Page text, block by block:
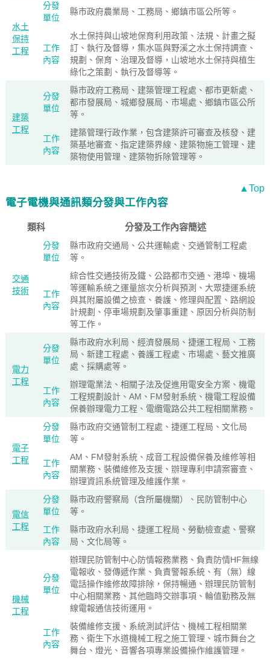
水土
保持
工程
分發
單位
縣市政府農業局、工務局、鄉鎮市區公所等。
工作
內容
水土保持與山坡地保育利用政策、法規、計畫之擬
訂、執行及督導，集水區與野溪之水土保持調查、
規劃、保育、治理及督導，山坡地水土保持與植生
綠化之策劃、執行及督導等。
建築
工程
分發
單位
縣市政府工務局、建築管理工程處、都市更新處、
都市發展局、城鄉發展局、市場處、鄉鎮市區公所
等。
工作
內容
建築管理行政作業，包含建築許可審查及核發、建
築基地審查、指定建築界線、建築物施工管理、建
築物使用管理、建築物拆除管理等。
▲Top
電子電機與通訊類分發與工作內容
類科 分發及工作內容簡述
交通
技術
分發
單位
縣市政府交通局、公共運輸處、交通管制工程處
等。
工作
內容
綜合性交通技術及鐵、公路都市交通、港埠、機場
等運輸系統之運量旅次分析與預測、大眾捷運系統
與其附屬設備之檢查、養護、修理與配置、路網設
計規劃、停車場規劃及肇事重建、原因分析與防制
等工作。
電力
工程
分發
單位
縣市政府水利局、經濟發展局、捷運工程局、工務
局、新建工程處、養護工程處、市場處、藝文推廣
處、採購處等。
工作
內容
辦理電業法、相關子法及促進用電安全方案、機電
工程規劃設計、AM、FM發射系統、機電工程設備
保養辦理電力工程、電纜電路公共工程相關業務。
電子
工程
分發
單位
縣市政府交通管制工程處、捷運工程局、文化局
等。
工作
內容
AM、FM發射系統、成音工程設備保養及維修等相
關業務、裝備維修及支援、辦理專利申請案審查、
辦理資訊系統管理及維護作業。
電信
工程
分發
單位
縣市政府警察局（含所屬機關）、民防管制中心
等。
工作
內容
縣市政府水利局、捷運工程局、勞動檢查處、警察
局、文化局等。
機械
工程
分發
單位
辦理民防管制中心防情報務業務、負責防情HF無線
電報收、發傳遞作業、負責警報系統、有（無）線
電話操作維修故障排除，保持暢通、辦理民防管制
中心相關業務、其他臨時交辦事項、輪值勤務及無
線電報通信技術運用。
工作
內容
裝備維修支援、系統測試評估、機械工程相關業
務、衛生下水道機械工程之施工管理、城市舞台之
舞台、燈光、音響各項專業設備操作維護管理。